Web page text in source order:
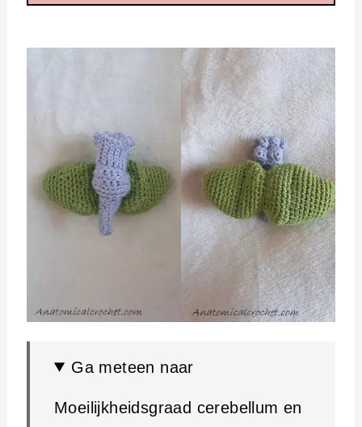
Ga meteen naar
Moeilijkheidsgraad cerebellum en